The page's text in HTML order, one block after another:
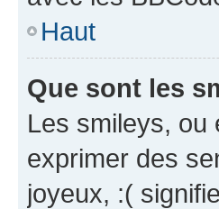
Haut
Que sont les
Les smileys, ou
exprimer des
joyeux, :(